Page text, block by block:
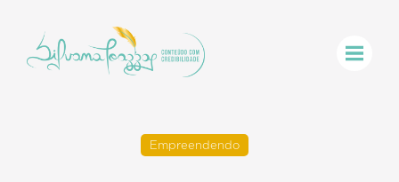
Empreendendo